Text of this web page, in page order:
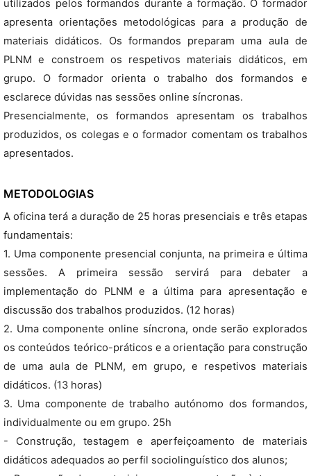
utilizados pelos formandos durante a formação. O formador
apresenta orientações metodológicas para a produção de
materiais didáticos. Os formandos preparam uma aula de
PLNM e constroem os respetivos materiais didáticos, em
grupo. O formador orienta o trabalho dos formandos e
esclarece dúvidas nas sessões online síncronas.
Presencialmente, os formandos apresentam os trabalhos
produzidos, os colegas e o formador comentam os trabalhos
apresentados.
METODOLOGIAS
A oficina terá a duração de 25 horas presenciais e três etapas
fundamentais:
1. Uma componente presencial conjunta, na primeira e última
sessões. A primeira sessão servirá para debater a
implementação do PLNM e a última para apresentação e
discussão dos trabalhos produzidos. (12 horas)
2. Uma componente online síncrona, onde serão explorados
os conteúdos teórico-práticos e a orientação para construção
de uma aula de PLNM, em grupo, e respetivos materiais
didáticos. (13 horas)
3. Uma componente de trabalho autónomo dos formandos,
individualmente ou em grupo. 25h
- Construção, testagem e aperfeiçoamento de materiais
didáticos adequados ao perfil sociolinguístico dos alunos;